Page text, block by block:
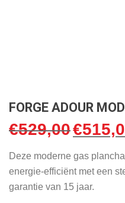
FORGE ADOUR
€529,00
was:
€529,00.
€
Deze moderne gas
energie-efficiënt met een
garantie van 15 jaar.